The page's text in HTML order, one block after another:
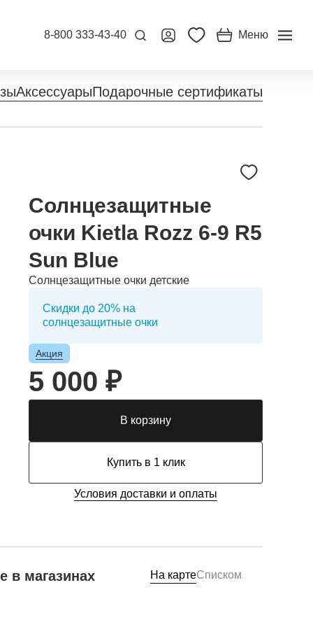
8-800 333-43-40 Меню
АксессуарыПодарочные сертификаты
Солнцезащитные
очки Kietla Rozz 6-9 R5
Sun Blue
Солнцезащитные очки детские
Скидки до 20% на
солнцезащитные очки
Акция
5 000 ₽
В корзину
Купить в 1 клик
Условия доставки и оплаты
в магазинах На картеСписком